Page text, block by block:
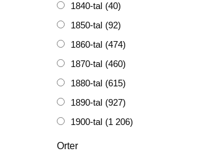
1840-tal (40)
1850-tal (92)
1860-tal (474)
1870-tal (460)
1880-tal (615)
1890-tal (927)
1900-tal (1 206)
Orter